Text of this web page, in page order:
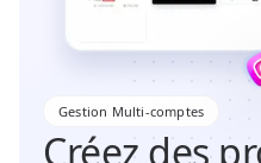
Gestion Multi-comptes
Créez des